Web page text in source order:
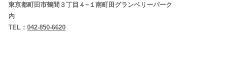
東京都町田市鶴間３丁目４−１南町田グランベリーパーク
内
TEL：042-850-6620